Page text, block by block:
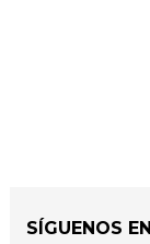
SÍGUENOS